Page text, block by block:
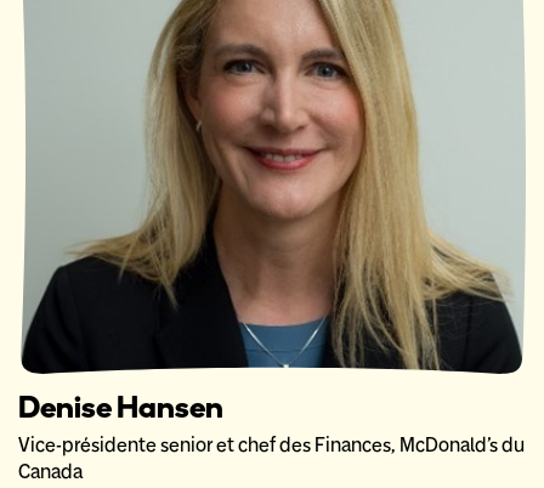
Denise Hansen
Vice-présidente senior et chef des Finances, McDonald’s du
Canada